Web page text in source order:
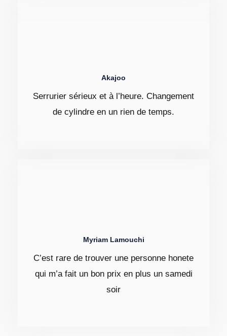
Akajoo
Serrurier sérieux et à l’heure. Changement
de cylindre en un rien de temps.
Myriam Lamouchi
C’est rare de trouver une personne honete
qui m’a fait un bon prix en plus un samedi
soir